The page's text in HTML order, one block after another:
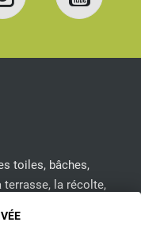
toiles, bâches,
la récolte,